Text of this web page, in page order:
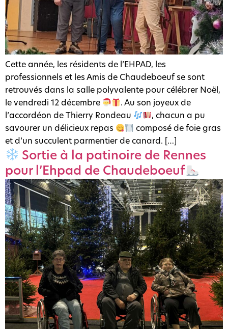
Cette année, les résidents de l’EHPAD, les
professionnels et les Amis de Chaudeboeuf se sont
retrouvés dans la salle polyvalente pour célébrer Noël,
le vendredi 12 décembre
. Au son joyeux de
l’accordéon de Thierry Rondeau
, chacun a pu
savourer un délicieux repas
composé de foie gras
et d’un succulent parmentier de canard. […]
Sortie à la patinoire de Rennes
pour l’Ehpad de Chaudeboeuf